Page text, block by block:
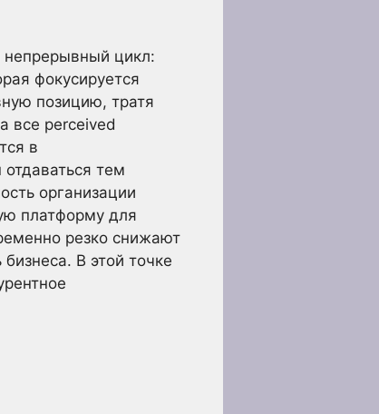
непрерывный цикл:
фокусируется
позицию, тратя
все perceived
в
тем
организации
платформу для
резко снижают
В этой точке